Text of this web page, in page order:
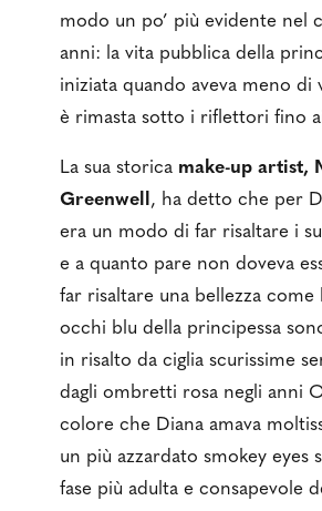
modo un po’ più evidente nel
anni: la vita pubblica della
iniziata quando aveva meno di
è rimasta sotto i riflettori fino
La sua storica make-up artist,
Greenwell , ha detto che per
era un modo di far risaltare i
e a quanto pare non doveva
far risaltare una bellezza come
occhi blu della principessa
in risalto da ciglia scurissime
dagli ombretti rosa negli anni
colore che Diana amava
un più azzardato smokey eyes
fase più adulta e consapevole